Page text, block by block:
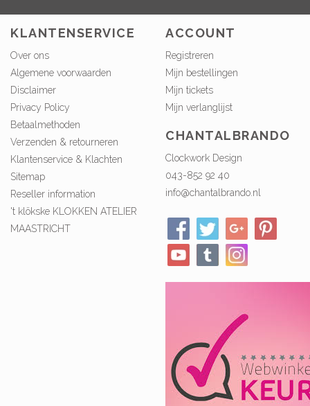
KLANTENSERVICE
Over ons
Algemene voorwaarden
Disclaimer
Privacy Policy
Betaalmethoden
Verzenden & retourneren
Klantenservice & Klachten
Sitemap
Reseller information
't klökske KLOKKEN ATELIER
MAASTRICHT
ACCOUNT
Registreren
Mijn bestellingen
Mijn tickets
Mijn verlanglijst
CHANTALBRANDO
Clockwork Design
043-852 92 40
info@chantalbrando.nl